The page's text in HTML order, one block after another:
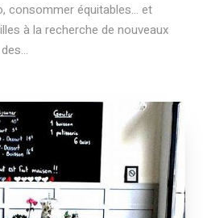
consommer équitables… et
à la recherche de nouveaux